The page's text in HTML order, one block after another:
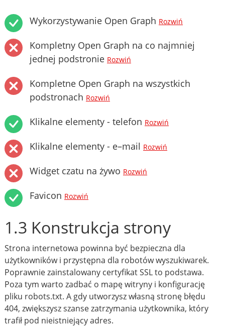
Wykorzystywanie Open Graph Rozwiń
Kompletny Open Graph na co najmniej
jednej podstronie Rozwiń
Kompletne Open Graph na wszystkich
podstronach Rozwiń
Klikalne elementy - telefon Rozwiń
Klikalne elementy - e–mail Rozwiń
Widget czatu na żywo Rozwiń
Favicon Rozwiń
1.3 Konstrukcja strony
Strona internetowa powinna być bezpieczna dla
użytkowników i przystępna dla robotów wyszukiwarek.
Poprawnie zainstalowany certyfikat SSL to podstawa.
Poza tym warto zadbać o mapę witryny i konfigurację
pliku robots.txt. A gdy utworzysz własną stronę błędu
404, zwiększysz szanse zatrzymania użytkownika, który
trafił pod nieistniejący adres.